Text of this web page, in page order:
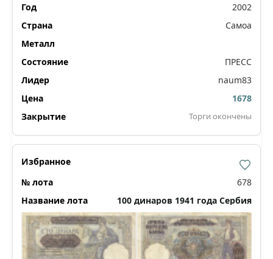
2002
Самоа
ПРЕСС
naum83
1678
Торги окончены
678
100 динаров 1941 года Сербия